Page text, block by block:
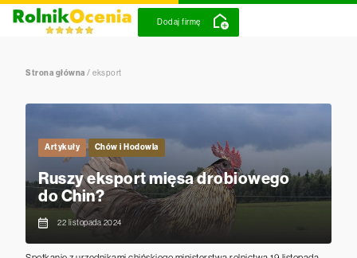
Dodaj firmę
Strona główna / eksport
Artykuły Chów i Hodowla
Ruszy eksport mięsa drobiowego
do Chin?
22 listopada 2024